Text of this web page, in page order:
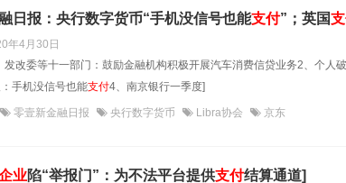
日报：央行数字货币“手机没信号也能支付”；英国
年4月30日
发改委等十一部门：鼓励金融机构积极开展汽车消费信贷业务2、个人
手机没信号也能支付4、南京银行一季度]
零壹新金融日报 央行数字货币 Libra协会 京东
业陷“举报门”：为不法平台提供支付结算通道]